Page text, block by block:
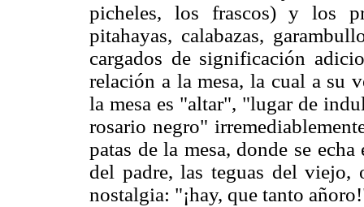
picheles, los frascos) y los
pitahayas, calabazas,
cargados de significación
relación a la mesa, la cual a su
la mesa es "altar", "lugar de
rosario negro"
patas de la mesa, donde se
del padre, las teguas del
nostalgia: "¡hay, que tanto